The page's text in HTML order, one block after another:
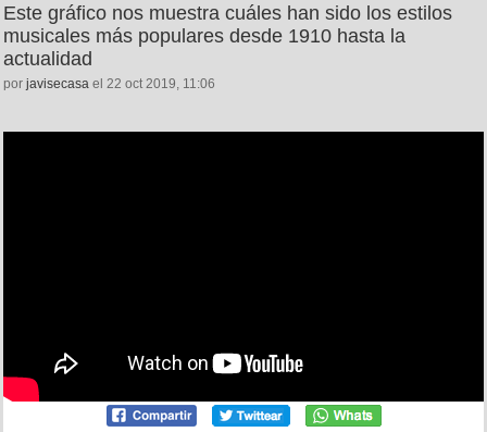
Este gráfico nos muestra cuáles han sido los estilos
musicales más populares desde 1910 hasta la
actualidad
por javisecasa el 22 oct 2019, 11:06